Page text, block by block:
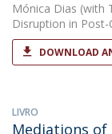
Mónica Dias (with
Disruption in
DOWNLOAD
LIVRO
Mediations